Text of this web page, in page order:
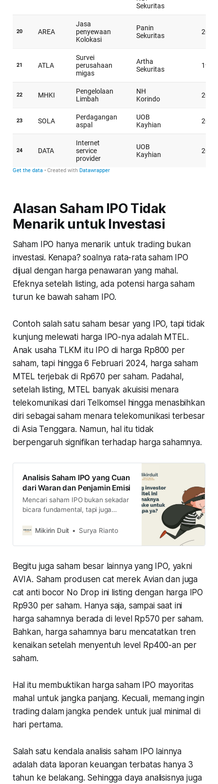
Alasan Saham IPO Tidak
Menarik untuk Investasi
Saham IPO hanya menarik untuk trading bukan
investasi. Kenapa? soalnya rata-rata saham IPO
dijual dengan harga penawaran yang mahal.
Efeknya setelah listing, ada potensi harga saham
turun ke bawah saham IPO.
Contoh salah satu saham besar yang IPO, tapi tidak
kunjung melewati harga IPO-nya adalah MTEL.
Anak usaha TLKM itu IPO di harga Rp800 per
saham, tapi hingga 6 Februari 2024, harga saham
MTEL terjebak di Rp670 per saham. Padahal,
setelah listing, MTEL banyak akuisisi menara
telekomunikasi dari Telkomsel hingga menasbihkan
diri sebagai saham menara telekomunikasi terbesar
di Asia Tenggara. Namun, hal itu tidak
berpengaruh signifikan terhadap harga sahamnya.
Analisis Saham IPO yang Cuan
dari Waran dan Penjamin Emisi
Mencari saham IPO bukan sekadar
bicara fundamental, tapi juga
atau tidak serta siapa penjamin
Mikirin Duit Surya Rianto
Begitu juga saham besar lainnya yang IPO, yakni
AVIA. Saham produsen cat merek Avian dan juga
cat anti bocor No Drop ini listing dengan harga IPO
Rp930 per saham. Hanya saja, sampai saat ini
harga sahamnya berada di level Rp570 per saham.
Bahkan, harga sahamnya baru mencatatkan tren
kenaikan setelah menyentuh level Rp400-an per
saham.
Hal itu membuktikan harga saham IPO mayoritas
mahal untuk jangka panjang. Kecuali, memang ingin
trading dalam jangka pendek untuk jual minimal di
hari pertama.
Salah satu kendala analisis saham IPO lainnya
adalah data laporan keuangan terbatas hanya 3
tahun ke belakang. Sehingga daya analisisnya juga